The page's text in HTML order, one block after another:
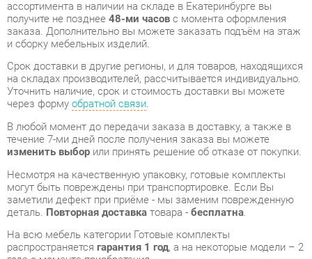
на складах производителей, рассчитывается индивидуально.
Уточнить наличие, срок и стоимость доставки вы можете
через формуобратной связи.
течение 7-ми дней после получения заказа вы можете
изменить выборили принять решение об отказе от покупки.
Несмотря на качественную упаковку, готовые комплекты
заметили дефект при приёме - мы заменим поврежденную
деталь.Повторная доставкатовара -бесплатна.
распространяетсягарантия 1 год, а на некоторые модели – 2
года с момента приобретения.
Кухонный гарнитур 2000 Любимый дом Мокка 02 Черный
Дуб фактурный антрацит - это качественное изделие
производстваЛюбимый дом, соответствующее
современному государственному стандарту.